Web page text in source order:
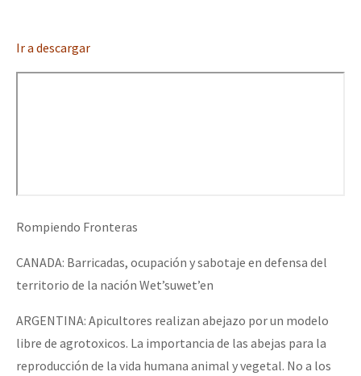
Ir a descargar
Rompiendo Fronteras
CANADA: Barricadas, ocupación y sabotaje en defensa del
territorio de la nación Wet’suwet’en
ARGENTINA: Apicultores realizan abejazo por un modelo
libre de agrotoxicos. La importancia de las abejas para la
reproducción de la vida humana animal y vegetal. No a los